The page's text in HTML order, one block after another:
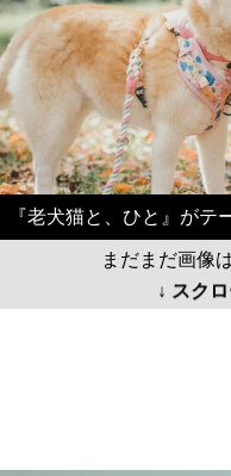
『老犬猫と、ひと』が
まだまだ画像
↓ スク